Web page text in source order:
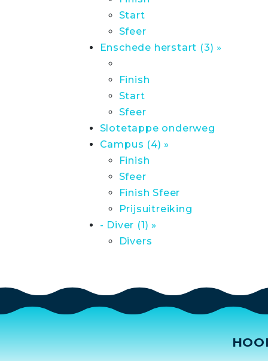
Start
Sfeer
Enschede herstart (3) »
Finish
Start
Sfeer
Slotetappe onderweg
Campus (4) »
Finish
Sfeer
Finish Sfeer
Prijsuitreiking
- Diver (1) »
Divers